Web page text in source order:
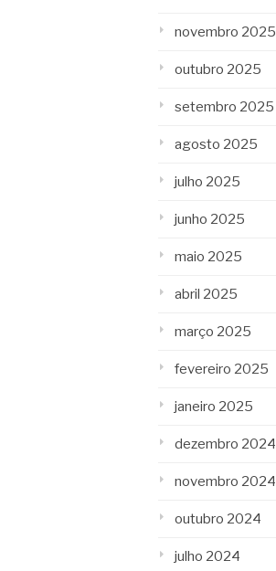
novembro 2025
outubro 2025
setembro 2025
agosto 2025
julho 2025
junho 2025
maio 2025
abril 2025
março 2025
fevereiro 2025
janeiro 2025
dezembro 2024
novembro 2024
outubro 2024
julho 2024